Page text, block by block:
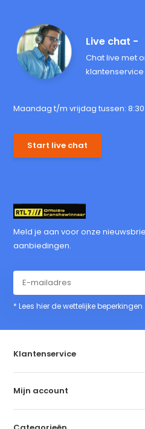
Live chat -
Chat live met
Maandag t/m vrijdag tussen: 8:30
Start live chat
Meld je aan voor onze
aanbiedingen.
* Lees hier de wettelijke beperkingen
Klantenservice
Mijn account